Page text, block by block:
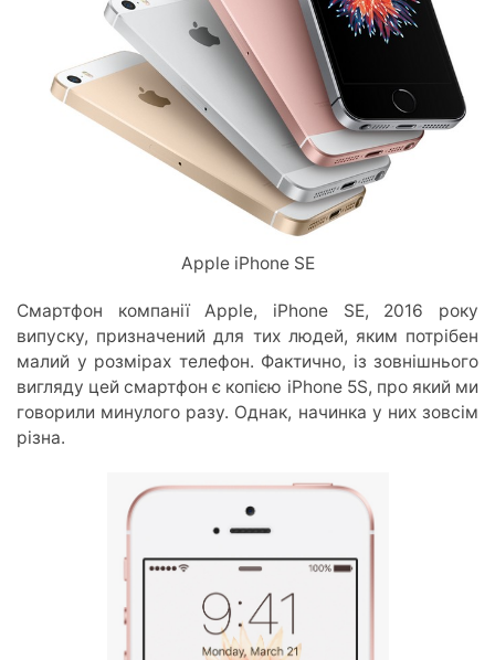
Apple iPhone SE
Смартфон компанії Apple, iPhone SE, 2016 року
випуску, призначений для тих людей, яким потрібен
малий у розмірах телефон. Фактично, із зовнішнього
вигляду цей смартфон є копією iPhone 5S, про який ми
говорили минулого разу. Однак, начинка у них зовсім
різна.